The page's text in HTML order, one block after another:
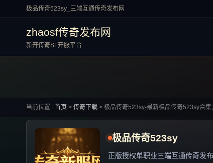
极品传奇523sy_三端互通传奇发布网
zhaosf传奇发布网
新开传奇SF开服平台
当前位置 : 首页 > 传奇下载 > 极品传奇523sy-最新极品传奇523sy合集
极品传奇523sy
正版授权单职业三端互通传奇发